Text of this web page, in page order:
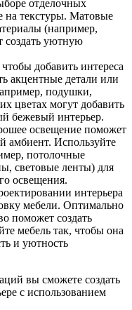
отделочных
на текстуры. Матовые
(например,
создать уютную
добавить интереса
акцентные детали или
подушки,
цветах могут добавить
бежевый интерьер.
освещение поможет
амбиент. Используйте
потолочные
световые ленты) для
освещения.
интерьера
мебели. Оптимально
поможет создать
мебель так, чтобы она
и уютность
вы сможете создать
с использованием